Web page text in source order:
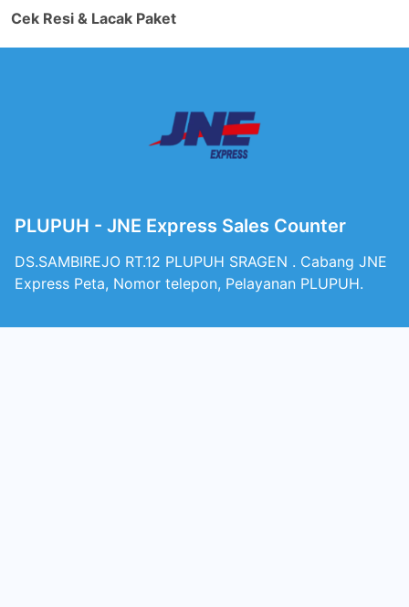
Cek Resi & Lacak Paket
PLUPUH - JNE Express Sales Counter
DS.SAMBIREJO RT.12 PLUPUH SRAGEN . Cabang JNE
Express Peta, Nomor telepon, Pelayanan PLUPUH.